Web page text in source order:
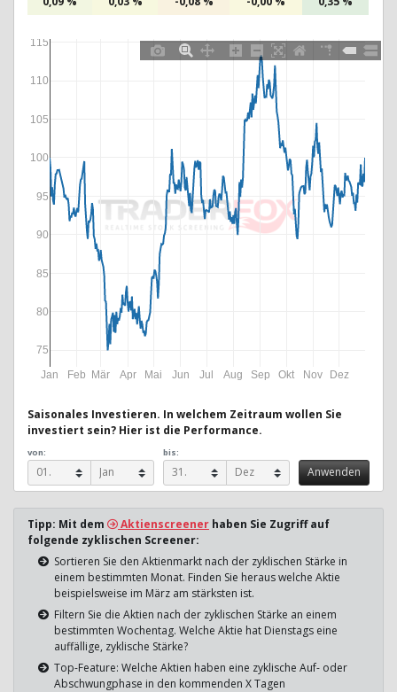
Jan Feb Mär Apr Mai Jun Jul Aug Sep Okt Nov Dez
75
80
85
90
95
100
105
110
115
Saisonales Investieren. In welchem Zeitraum wollen Sie
investiert sein? Hier ist die Performance.
von: bis:
Tipp: Mit dem Aktienscreener haben Sie Zugriff auf
folgende zyklischen Screener:
Sortieren Sie den Aktienmarkt nach der zyklischen Stärke in
einem bestimmten Monat. Finden Sie heraus welche Aktie
beispielsweise im März am stärksten ist.
Filtern Sie die Aktien nach der zyklischen Stärke an einem
bestimmten Wochentag. Welche Aktie hat Dienstags eine
auffällige, zyklische Stärke?
Top-Feature: Welche Aktien haben eine zyklische Auf- oder
Abschwungphase in den kommenden X Tagen